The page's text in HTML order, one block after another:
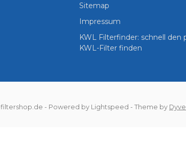
Sitemap
Impressum
KWL Filterfinder: schnell den
KWL-Filter finden
- Powered by Lightspeed - Theme by